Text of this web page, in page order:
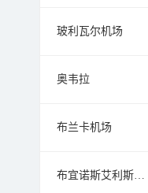
玻利瓦尔机场
奥韦拉
布兰卡机场
布宜诺斯艾利斯天文台